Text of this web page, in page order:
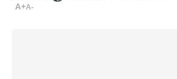
A+A-